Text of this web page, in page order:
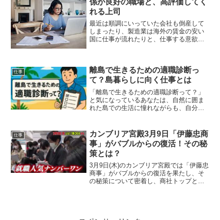
れる上司
最近は順調にいっていた会社も倒産して
しまったり、製造業は海外の賃金の安い
国に仕事が流れたりと、仕事する意欲は
は、真剣に仕事に取り組みた...
仕事
離島で生きるための適職診断っ
て？島暮らしに向く仕事とは
「離島で生きるための適職診断って？」
と気になっているあなたは、自然に囲ま
れた島での生活に憧れながらも、自分が
暮らすために必要な適職の考え方や、診
断ツールを活用して自分に...
仕事
カンブリア宮殿3月9日「伊藤忠商
事」がバブルからの復活！その秘
策とは？
3月9日(木)のカンブリア宮殿では「伊藤忠
商事」がバブルからの復活を果たし、そ
の秘策について密着し、商社トップとな